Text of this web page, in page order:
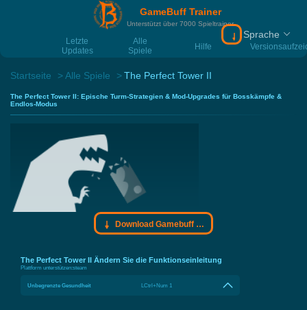
GameBuff Trainer
Unterstützt über 7000 Spieltrainer
Letzte
Updates
Alle
Spiele
Hilfe
Download
Sprache
Startseite Alle Spiele The Perfect Tower II
The Perfect Tower II: Epische Turm-Strategien & Mod-Upgrades für Bosskämpfe &
Endlos-Modus
Download Gamebuff Trainer
The Perfect Tower II Ändern Sie die Funktionseinleitung
Plattform unterstützen:steam
Unbegrenzte Gesundheit LCtrl+Num 1